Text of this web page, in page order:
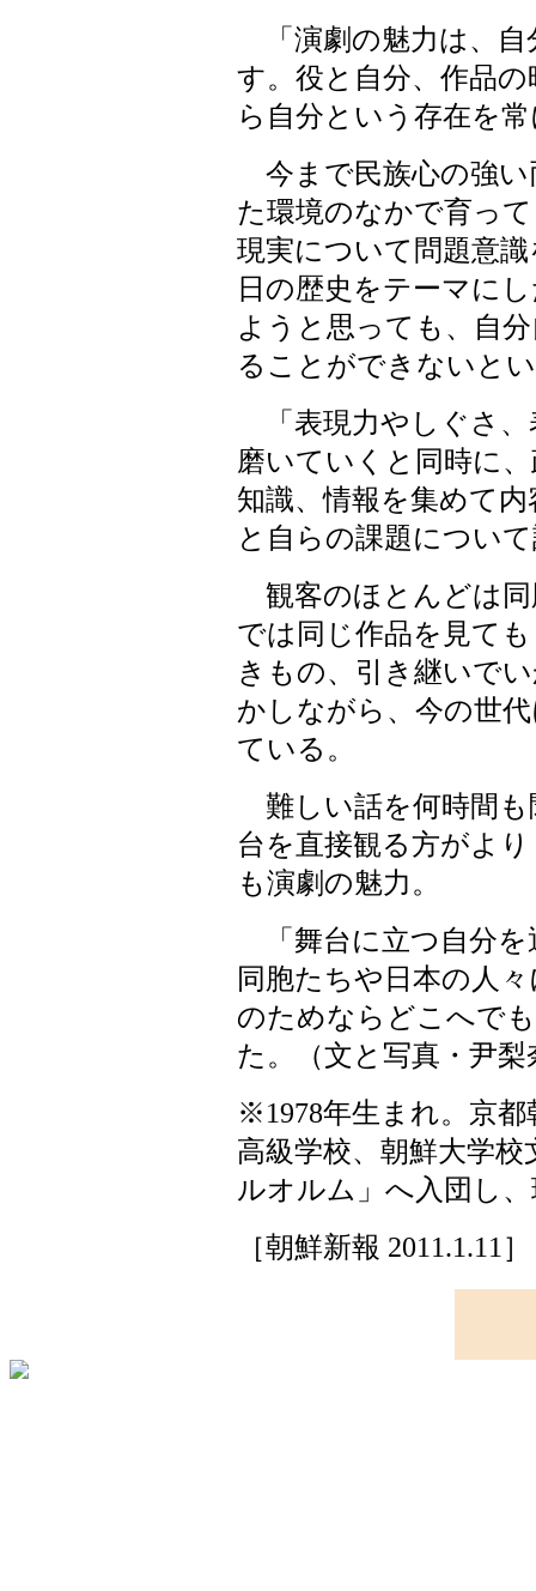
「演劇の魅力は、自
す。役と自分、作品
ら自分という存在を
今まで民族心の強い
た環境のなかで育っ
現実について問題意
日の歴史をテーマに
ようと思っても、自
ることができないと
「表現力やしぐさ、
磨いていくと同時に
知識、情報を集めて
と自らの課題につい
観客のほとんどは同
では同じ作品を見て
きもの、引き継いで
かしながら、今の世
ている。
難しい話を何時間も
台を直接観る方がよ
も演劇の魅力。
「舞台に立つ自分を
同胞たちや日本の人
のためならどこへで
た。（文と写真・尹梨
※1978年生まれ。京都
高級学校、朝鮮大学
ルオルム」へ入団し
［朝鮮新報 2011.1.11］